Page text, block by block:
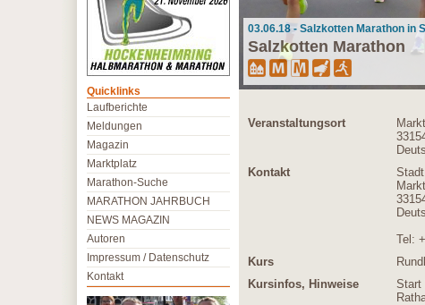
03.06.18 - Salzkotten Marathon in
Salzkotten Marathon
Veranstaltungsort
Kontakt
Tel:
Kurs
Kursinfos, Hinweise
Start
Quicklinks
Laufberichte
Meldungen
Magazin
Marktplatz
Marathon-Suche
MARATHON JAHRBUCH
NEWS MAGAZIN
Autoren
Impressum / Datenschutz
Kontakt